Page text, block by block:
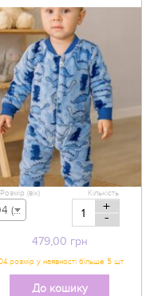
479,00 грн
Розмір (вік)
104 (вік 3-4 р) - 479,00 грн
Кількість
+
-
До кошику